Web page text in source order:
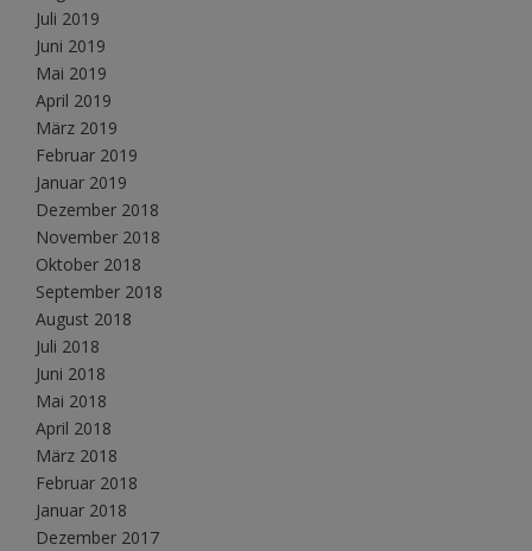
Juli 2019
Juni 2019
Mai 2019
April 2019
März 2019
Februar 2019
Januar 2019
Dezember 2018
November 2018
Oktober 2018
September 2018
August 2018
Juli 2018
Juni 2018
Mai 2018
April 2018
März 2018
Februar 2018
Januar 2018
Dezember 2017